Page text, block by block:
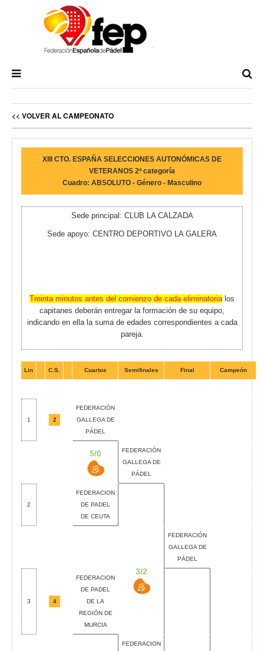
<< VOLVER AL CAMPEONATO
XIII CTO. ESPAÑA SELECCIONES AUTONÓMICAS DE
VETERANOS 2ª categoría
Cuadro: ABSOLUTO - Género - Masculino
Sede principal: CLUB LA CALZADA
Sede apoyo: CENTRO DEPORTIVO LA GALERA
Treinta minutos antes del comienzo de cada eliminatorialos
capitanes deberán entregar la formación de su equipo,
indicando en ella la suma de edades correspondientes a cada
pareja.
Lin C.S. Cuartos Semifinales Final Campeón
1 2
FEDERACIÓN
GALLEGA DE
PÁDEL
5/0
FEDERACIÓN
GALLEGA DE
PÁDEL
2
FEDERACION
DE PADEL
DE CEUTA
3/2
FEDERACIÓN
GALLEGA DE
PÁDEL
3 4
FEDERACION
DE PADEL
DE LA
REGIÓN DE
MURCIA
FEDERACION